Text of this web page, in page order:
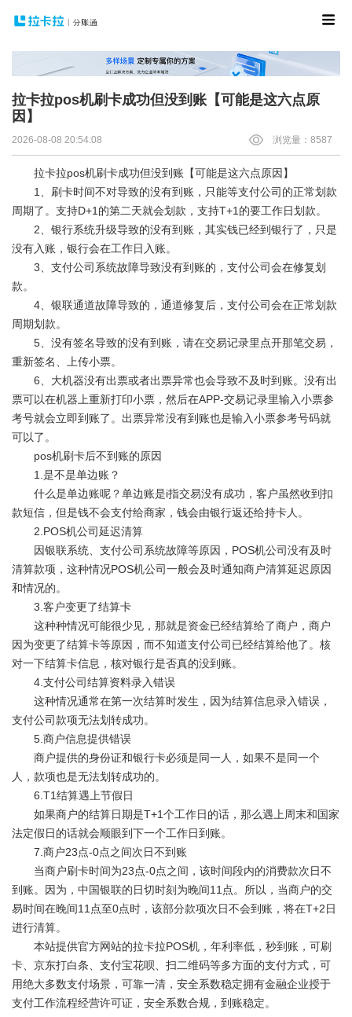
拉卡拉pos机刷卡成功但没到账【可能是这六点原
因】
浏览量：8587
2026-08-08 20:54:08
拉卡拉pos机刷卡成功但没到账【可能是这六点原因】
1、刷卡时间不对导致的没有到账，只能等支付公司的正常划款
周期了。支持D+1的第二天就会划款，支持T+1的要工作日划款。
2、银行系统升级导致的没有到账，其实钱已经到银行了，只是
没有入账，银行会在工作日入账。
3、支付公司系统故障导致没有到账的，支付公司会在修复划
款。
4、银联通道故障导致的，通道修复后，支付公司会在正常划款
周期划款。
5、没有签名导致的没有到账，请在交易记录里点开那笔交易，
重新签名、上传小票。
6、大机器没有出票或者出票异常也会导致不及时到账。没有出
票可以在机器上重新打印小票，然后在APP-交易记录里输入小票参
考号就会立即到账了。出票异常没有到账也是输入小票参考号码就
可以了。
pos机刷卡后不到账的原因
1.是不是单边账？
什么是单边账呢？单边账是i指交易没有成功，客户虽然收到扣
款短信，但是钱不会支付给商家，钱会由银行返还给持卡人。
2.POS机公司延迟清算
因银联系统、支付公司系统故障等原因，POS机公司没有及时
清算款项，这种情况POS机公司一般会及时通知商户清算延迟原因
和情况的。
3.客户变更了结算卡
这种种情况可能很少见，那就是资金已经结算给了商户，商户
因为变更了结算卡等原因，而不知道支付公司已经结算给他了。核
对一下结算卡信息，核对银行是否真的没到账。
4.支付公司结算资料录入错误
这种情况通常在第一次结算时发生，因为结算信息录入错误，
支付公司款项无法划转成功。
5.商户信息提供错误
商户提供的身份证和银行卡必须是同一人，如果不是同一个
人，款项也是无法划转成功的。
6.T1结算遇上节假日
如果商户的结算日期是T+1个工作日的话，那么遇上周末和国家
法定假日的话就会顺眼到下一个工作日到账。
7.商户23点-0点之间次日不到账
当商户刷卡时间为23点-0点之间，该时间段内的消费款次日不
到账。因为，中国银联的日切时刻为晚间11点。所以，当商户的交
易时间在晚间11点至0点时，该部分款项次日不会到账，将在T+2日
进行清算。
本站提供官方网站的拉卡拉POS机，年利率低，秒到账，可刷
卡、京东打白条、支付宝花呗、扫二维码等多方面的支付方式，可
用绝大多数支付场景，可靠一清，安全系数稳定拥有金融企业授于
支付工作流程经营许可证，安全系数合规，到账稳定。